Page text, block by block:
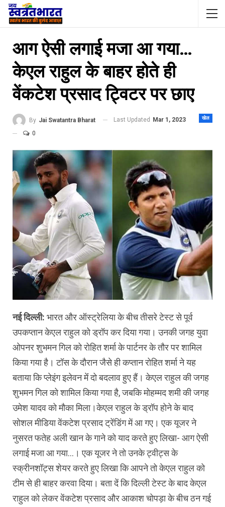
आग ऐसी लगाई मजा आ गया…
केएल राहुल के बाहर होते ही
वेंकटेश प्रसाद ट्विटर पर छाए
खेल
By Jai Swatantra Bharat Last Updated
Mar 1, 2023
0
नई दिल्ली: भारत और ऑस्ट्रेलिया के बीच तीसरे टेस्ट से पूर्व
उपकप्तान केएल राहुल को ड्रॉप कर दिया गया। उनकी जगह युवा
ओपनर शुभमन गिल को रोहित शर्मा के पार्टनर के तौर पर शामिल
किया गया है। टॉस के दौरान जैसे ही कप्तान रोहित शर्मा ने यह
बताया कि प्लेइंग इलेवन मेंं दो बदलाव हुए हैं। केएल राहुल की जगह
शुभमन गिल को शामिल किया गया है, जबकि मोहम्मद शमी की जगह
उमेश यादव को मौका मिला।केएल राहुल के ड्रॉप होने के बाद
सोशल मीडिया वेंकटेश प्रसाद ट्रेंडिंग में आ गए। एक यूजर ने
नुसरत फतेह अली खान के गाने को याद करते हुए लिखा- आग ऐसी
लगाई मजा आ गया…। एक यूजर ने तो उनके ट्वीट्स के
स्क्रीनशॉट्स शेयर करते हुए लिखा कि आपने तो केएल राहुल को
टीम से ही बाहर करवा दिया। बता दें कि दिल्ली टेस्ट के बाद केएल
राहुल को लेकर वेंकटेश प्रसाद और आकाश चोपड़ा के बीच ठन गई